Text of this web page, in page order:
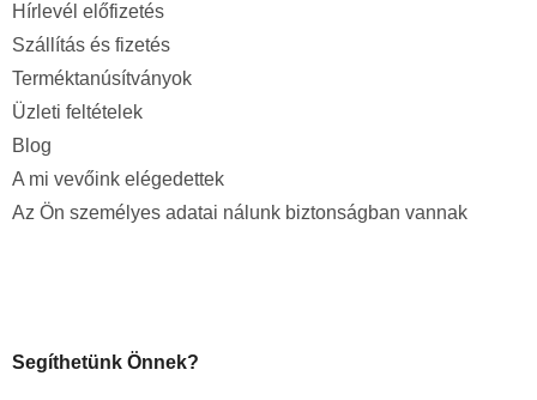
Hírlevél előfizetés
Szállítás és fizetés
Terméktanúsítványok
Üzleti feltételek
Blog
A mi vevőink elégedettek
Az Ön személyes adatai nálunk biztonságban vannak
Segíthetünk Önnek?